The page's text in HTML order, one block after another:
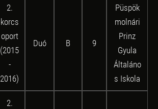
2.
korcs
oport
(2015
-
2016)
Duó B 9
Püspök
molnári
Prinz
Gyula
Általáno
s Iskola
2.